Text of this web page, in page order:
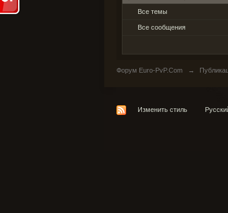
Все темы
Все сообщения
Форум Euro-PvP.Com →
Изменить стиль